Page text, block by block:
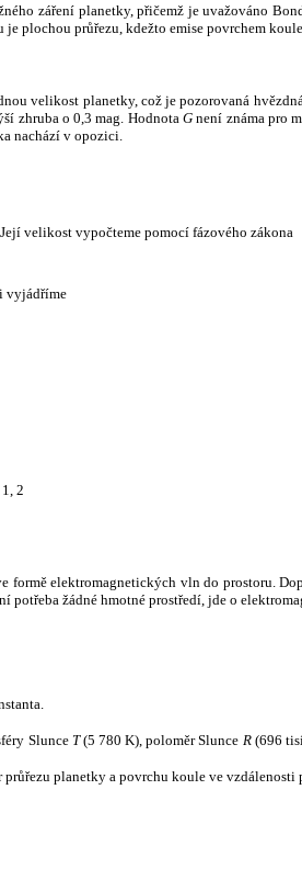
záření planetky, přičemž je uvažováno
plochou průřezu, kdežto emise povrchem koule.
velikost planetky, což je pozorovaná
zhruba o 0,3 mag. HodnotaG není známa pro
nachází v opozici.
velikost vypočteme pomocí fázového zákona
vyjádříme
2
elektromagnetických vln do prostoru.
potřeba žádné hmotné prostředí, jde o
Slunce T(5 780 K), poloměr Slunce R(696
planetky a povrchu koule ve vzdálenosti